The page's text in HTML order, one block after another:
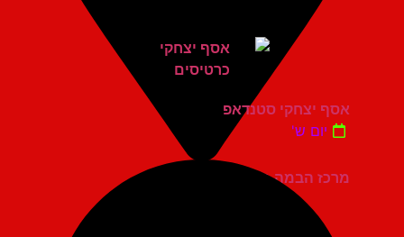
מרכז הבמה גני תקווה
אסף יצחקי סטנדאפ
יום ש'